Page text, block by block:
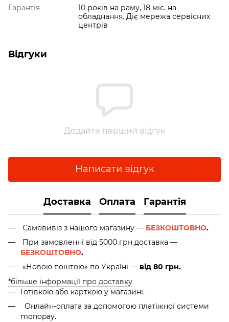
Гарантія
10 років на раму, 18 міс. на
обладнання. Діє мережа сервісних
центрів
Відгуки
Додайте перший відгук
Написати відгук
Доставка Оплата Гарантія
Самовивіз з нашого магазину — БЕЗКОШТОВНО.
При замовленні від 5000 грн доставка —
БЕЗКОШТОВНО.
«Новою поштою» по Україні — від 80 грн.
*більше інформації про доставку
Готівкою або карткою у магазині.
Онлайн-оплата за допомогою платіжної системи
monopay.